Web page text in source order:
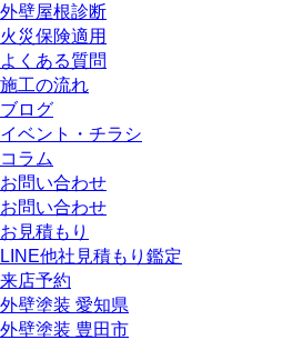
外壁屋根診断
火災保険適用
よくある質問
施工の流れ
ブログ
イベント・チラシ
コラム
お問い合わせ
お問い合わせ
お見積もり
LINE他社見積もり鑑定
来店予約
外壁塗装 愛知県
外壁塗装 豊田市